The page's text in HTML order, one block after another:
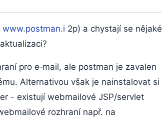
www.postman.i 2p) a chystají se nějaké
pro e‑mail, ale postman je zavalen
Alternativou však je nainstalovat si
- existují webmailové JSP/servlet
rozhraní např. na